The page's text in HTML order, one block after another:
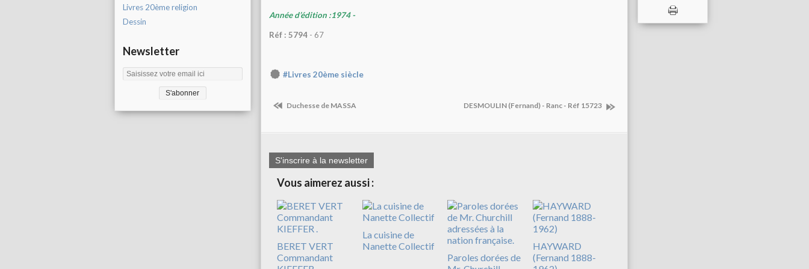
Livres 20ème religion
Dessin
Newsletter
Année d’édition :1974 -
Réf : 5794 - 67
#Livres 20ème siècle
Duchesse de MASSA DESMOULIN (Fernand) - Ranc - Réf 15723
S'inscrire à la newsletter
Vous aimerez aussi :
BERET VERT
Commandant
La cuisine de
Nanette Collectif
Paroles dorées de
HAYWARD
(Fernand 1888-